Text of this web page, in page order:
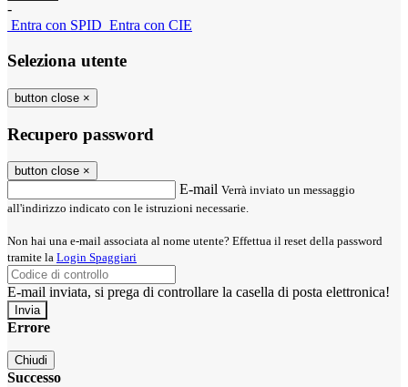
-
Entra con SPID Entra con CIE
Seleziona utente
button close ×
Recupero password
button close ×
E-mail Verrà inviato un messaggio
all'indirizzo indicato con le istruzioni necessarie.
Non hai una e-mail associata al nome utente? Effettua il reset della password
tramite la Login Spaggiari
E-mail inviata, si prega di controllare la casella di posta elettronica!
Errore
Chiudi
Successo